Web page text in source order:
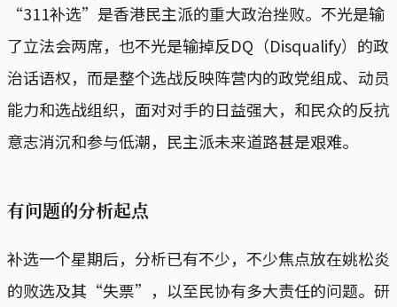
“311补选”是香港民主派的重大政治挫败。不光是输
了立法会两席，也不光是输掉反DQ（Disqualify）的政
治话语权，而是整个选战反映阵营内的政党组成、动员
能力和选战组织，面对对手的日益强大，和民众的反抗
意志消沉和参与低潮，民主派未来道路甚是艰难。
有问题的分析起点
补选一个星期后，分析已有不少，不少焦点放在姚松炎
的败选及其“失票”，以至民协有多大责任的问题。研